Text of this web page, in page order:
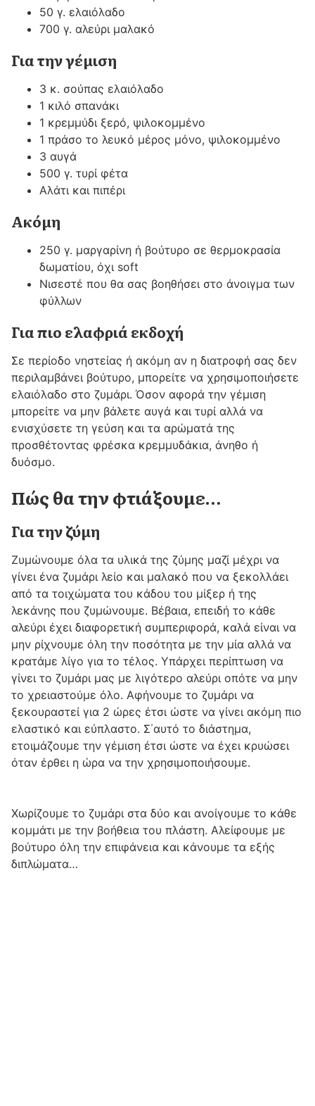
50 γ. ελαιόλαδο
700 γ. αλεύρι μαλακό
Για την γέμιση
3 κ. σούπας ελαιόλαδο
1 κιλό σπανάκι
1 κρεμμύδι ξερό, ψιλοκομμένο
1 πράσο το λευκό μέρος μόνο, ψιλοκομμένο
3 αυγά
500 γ. τυρί φέτα
Αλάτι και πιπέρι
Ακόμη
250 γ. μαργαρίνη ή βούτυρο σε θερμοκρασία
δωματίου, όχι soft
Νισεστέ που θα σας βοηθήσει στο άνοιγμα των
φύλλων
Για πιο ελαφριά εκδοχή
Σε περίοδο νηστείας ή ακόμη αν η διατροφή σας δεν
περιλαμβάνει βούτυρο, μπορείτε να χρησιμοποιήσετε
ελαιόλαδο στο ζυμάρι. Όσον αφορά την γέμιση
μπορείτε να μην βάλετε αυγά και τυρί αλλά να
ενισχύσετε τη γεύση και τα αρώματά της
προσθέτοντας φρέσκα κρεμμυδάκια, άνηθο ή
δυόσμο.
Πώς θα την φτιάξουμε…
Για την ζύμη
Ζυμώνουμε όλα τα υλικά της ζύμης μαζί μέχρι να
γίνει ένα ζυμάρι λείο και μαλακό που να ξεκολλάει
από τα τοιχώματα του κάδου του μίξερ ή της
λεκάνης που ζυμώνουμε. Βέβαια, επειδή το κάθε
αλεύρι έχει διαφορετική συμπεριφορά, καλά είναι να
μην ρίχνουμε όλη την ποσότητα με την μία αλλά να
κρατάμε λίγο για το τέλος. Υπάρχει περίπτωση να
γίνει το ζυμάρι μας με λιγότερο αλεύρι οπότε να μην
το χρειαστούμε όλο. Αφήνουμε το ζυμάρι να
ξεκουραστεί για 2 ώρες έτσι ώστε να γίνει ακόμη πιο
ελαστικό και εύπλαστο. Σ΄αυτό το διάστημα,
ετοιμάζουμε την γέμιση έτσι ώστε να έχει κρυώσει
όταν έρθει η ώρα να την χρησιμοποιήσουμε.
Χωρίζουμε το ζυμάρι στα δύο και ανοίγουμε το κάθε
κομμάτι με την βοήθεια του πλάστη. Αλείφουμε με
βούτυρο όλη την επιφάνεια και κάνουμε τα εξής
διπλώματα…